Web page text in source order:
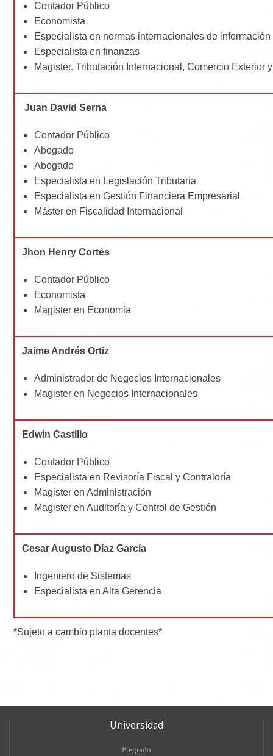
Contador Público
Economista
Especialista en normas internacionales de
Especialista en finanzas
Magister. Tributación Internacional, Comercio Exterior
Juan David Serna
Contador Público
Abogado
Abogado
Especialista en Legislación Tributaria
Especialista en Gestión Financiera Empresarial
Máster en Fiscalidad Internacional
Jhon Henry Cortés
Contador Público
Economista
Magister en Economia
Jaime Andrés Ortiz
Administrador de Negocios Internacionales
Magister en Negocios Internacionales
Edwin Castillo
Contador Público
Especialista en Revisoría Fiscal y Contraloría
Magister en Administración
Magister en Auditoría y Control de Gestión
Cesar Augusto Díaz García
Ingeniero de Sistemas
Especialista en Alta Gerencia
*Sujeto a cambio planta docentes*
Universidad
Pregrado